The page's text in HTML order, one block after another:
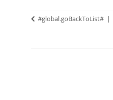
#global.goBackToList#